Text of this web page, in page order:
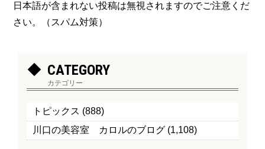
日本語が含まれない投稿は無視されますのでご注意くだ
さい。（スパム対策）
CATEGORY
カテゴリー
トピックス (888)
川口の美容室 カロルのブログ (1,108)